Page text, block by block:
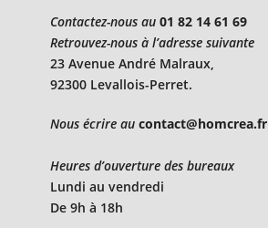
Contactez-nous au 01 82 14 61 69
Retrouvez-nous à l’adresse suivante
23 Avenue André Malraux,
92300 Levallois-Perret.
Nous écrire au contact@homcrea.fr
Heures d’ouverture des bureaux
Lundi au vendredi
De 9h à 18h